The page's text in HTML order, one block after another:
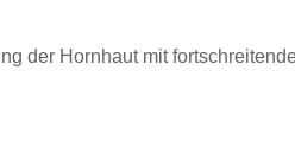
der Hornhaut mit